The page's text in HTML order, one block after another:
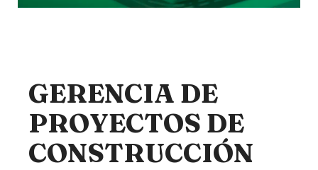
GERENCIA DE
PROYECTOS DE
CONSTRUCCIÓN